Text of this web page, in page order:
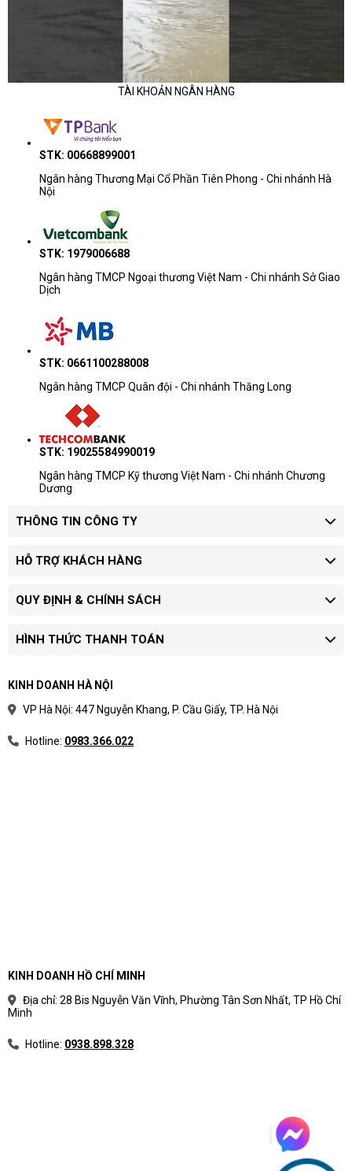
TÀI KHOẢN NGÂN HÀNG
STK: 00668899001
Ngân hàng Thương Mại Cổ Phần Tiên Phong - Chi nhánh Hà
Nội
STK: 1979006688
Ngân hàng TMCP Ngoại thương Việt Nam - Chi nhánh Sở Giao
Dịch
STK: 0661100288008
Ngân hàng TMCP Quân đội - Chi nhánh Thăng Long
STK: 19025584990019
Ngân hàng TMCP Kỹ thương Việt Nam - Chi nhánh Chương
Dương
THÔNG TIN CÔNG TY
HỖ TRỢ KHÁCH HÀNG
QUY ĐỊNH & CHÍNH SÁCH
HÌNH THỨC THANH TOÁN
KINH DOANH HÀ NỘI
VP Hà Nội: 447 Nguyễn Khang, P. Cầu Giấy, TP. Hà Nội
Hotline: 0983.366.022
KINH DOANH HỒ CHÍ MINH
Địa chỉ: 28 Bis Nguyễn Văn Vĩnh, Phường Tân Sơn Nhất, TP Hồ Chí
Minh
Hotline: 0938.898.328